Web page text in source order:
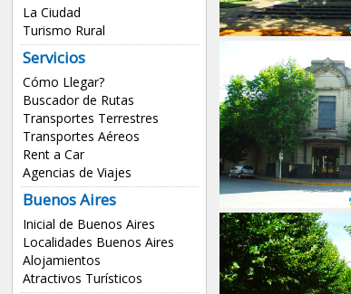
La Ciudad
Turismo Rural
Servicios
Cómo Llegar?
Buscador de Rutas
Transportes Terrestres
Transportes Aéreos
Rent a Car
Agencias de Viajes
Buenos Aires
Inicial de Buenos Aires
Localidades Buenos Aires
Alojamientos
Atractivos Turísticos